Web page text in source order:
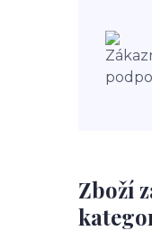
Zboží